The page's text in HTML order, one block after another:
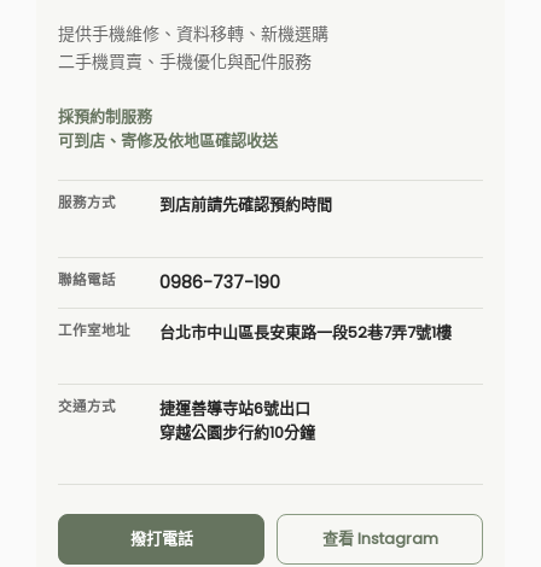
提供手機維修、資料移轉、新機選購
二手機買賣、手機優化與配件服務
採預約制服務
可到店、寄修及依地區確認收送
服務方式 到店前請先確認預約時間
聯絡電話 0986-737-190
工作室地址 台北市中山區長安東路一段52巷7弄7號1樓
交通方式
捷運善導寺站6號出口
穿越公園步行約10分鐘
撥打電話 查看 Instagram